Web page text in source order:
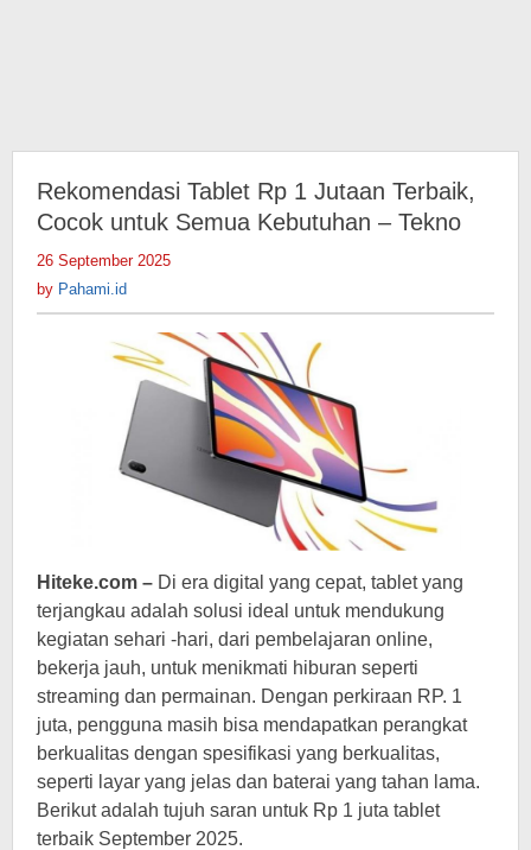
Rekomendasi Tablet Rp 1 Jutaan Terbaik,
Cocok untuk Semua Kebutuhan – Tekno
26 September 2025
by Pahami.id
Hiteke.com – Di era digital yang cepat, tablet yang
terjangkau adalah solusi ideal untuk mendukung
kegiatan sehari -hari, dari pembelajaran online,
bekerja jauh, untuk menikmati hiburan seperti
streaming dan permainan. Dengan perkiraan RP. 1
juta, pengguna masih bisa mendapatkan perangkat
berkualitas dengan spesifikasi yang berkualitas,
seperti layar yang jelas dan baterai yang tahan lama.
Berikut adalah tujuh saran untuk Rp 1 juta tablet
terbaik September 2025.